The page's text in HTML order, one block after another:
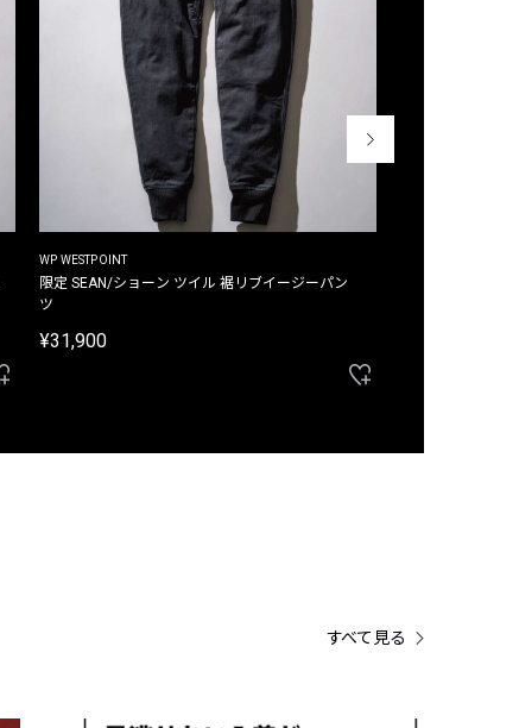
WP WESTPOINT
限定 SEAN/ショーン ツイル 裾リブイージーパン
ツ
¥31,900
すべて見る